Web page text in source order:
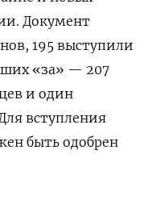
Документ
195 выступили
«за» — 207
и один
вступления
быть одобрен